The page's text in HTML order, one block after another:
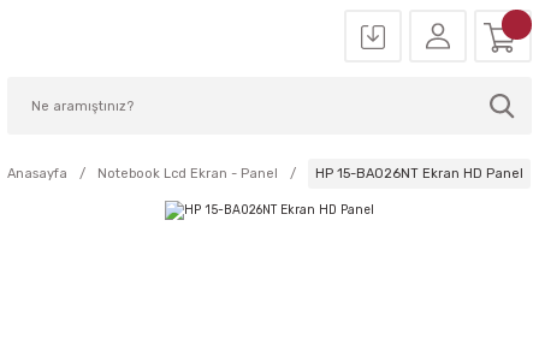
Anasayfa Notebook Lcd Ekran - Panel HP 15-BA026NT Ekran HD Panel